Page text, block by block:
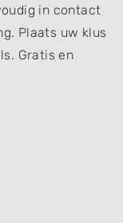
in contact
Plaats uw klus
Gratis en